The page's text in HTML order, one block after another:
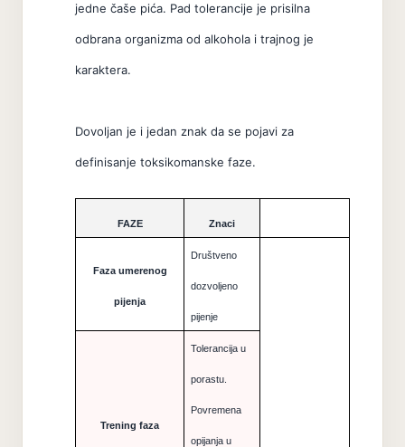
jedne čaše pića. Pad tolerancije je prisilna
odbrana organizma od alkohola i trajnog je
karaktera.
Dovoljan je i jedan znak da se pojavi za
definisanje toksikomanske faze.
FAZE Znaci
Faza umerenog
pijenja
Društveno
dozvoljeno
pijenje
Trening faza
Tolerancija u
porastu.
Povremena
opijanja u